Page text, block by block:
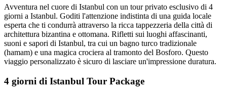
Avventura nel cuore di Istanbul con un tour privato esclusivo di 4
giorni a Istanbul. Goditi l'attenzione indistinta di una guida locale
esperta che ti condurrà attraverso la ricca tappezzeria della città di
architettura bizantina e ottomana. Rifletti sui luoghi affascinanti,
suoni e sapori di Istanbul, tra cui un bagno turco tradizionale
(hamam) e una magica crociera al tramonto del Bosforo. Questo
viaggio personalizzato è sicuro di lasciare un'impressione duratura.
4 giorni di Istanbul Tour Package